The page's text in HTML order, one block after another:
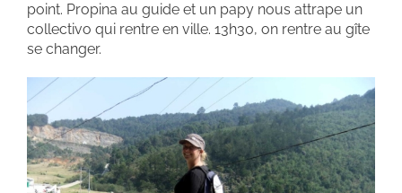
point. Propina au guide et un papy nous attrape un
collectivo qui rentre en ville. 13h30, on rentre au gîte
se changer.